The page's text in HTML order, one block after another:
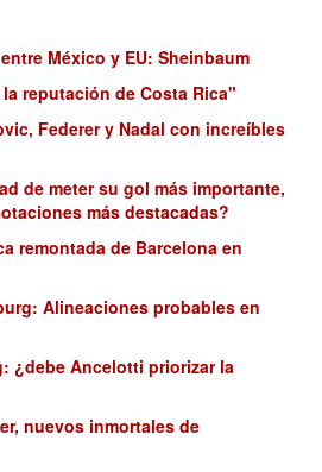
México y EU: Sheinbaum
reputación de Costa Rica"
Federer y Nadal con increíbles
de meter su gol más importante,
más destacadas?
remontada de Barcelona en
Alineaciones probables en
¿debe Ancelotti priorizar la
nuevos inmortales de